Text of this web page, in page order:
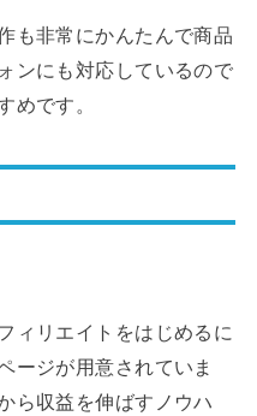
も非常にかんたんで商品
ンにも対応しているので
めです。
ィリエイトをはじめるに
ージが用意されていま
ら収益を伸ばすノウハ